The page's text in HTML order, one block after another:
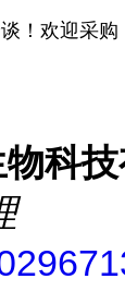
！欢迎采购
科技